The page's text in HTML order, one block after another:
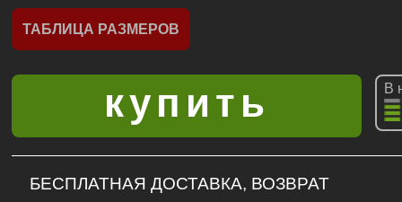
ТАБЛИЦА РАЗМЕРОВ
В
БЕСПЛАТНАЯ ДОСТАВКА, ВОЗВРАТ